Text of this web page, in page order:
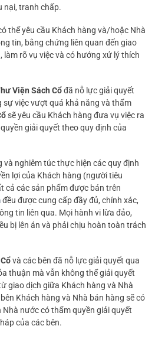
nại, tranh chấp.
thể yêu cầu Khách hàng và/hoặc Nhà
tin, bằng chứng liên quan đến giao
làm rõ vụ việc và có hướng xử lý thích
Viện Sách Cổđã nỗ lực giải quyết
sự việc vượt quá khả năng và thẩm
sẽ yêu cầu Khách hàng đưa vụ việc ra
giải quyết theo quy định của
và nghiêm túc thực hiện các quy định
lợi của Khách hàng (người tiêu
cả các sản phẩm được bán trên
đều được cung cấp đầy đủ, chính xác,
tin liên qua. Mọi hành vi lừa đảo,
bị lên án và phải chịu hoàn toàn trách
và các bên đã nỗ lực giải quyết qua
thuận mà vẫn không thể giải quyết
giao dịch giữa Khách hàng và Nhà
Khách hàng và Nhà bán hàng sẽ có
nước có thẩm quyền giải quyết
của các bên.